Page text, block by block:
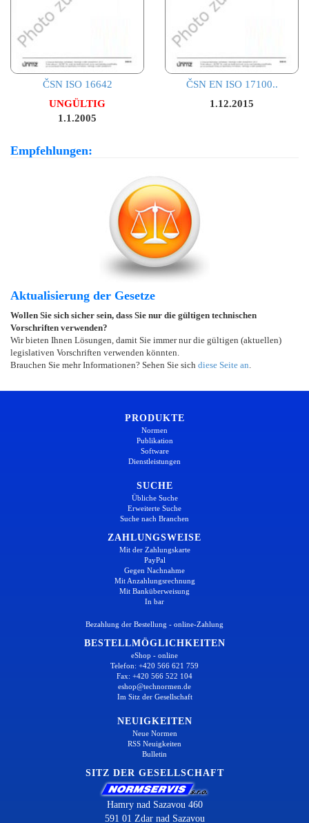
ČSN ISO 16642
UNGÜLTIG
1.1.2005
ČSN EN ISO 17100..
1.12.2015
Empfehlungen:
Aktualisierung der Gesetze
Wollen Sie sich sicher sein, dass Sie nur die gültigen technischen
Vorschriften verwenden?
Wir bieten Ihnen Lösungen, damit Sie immer nur die gültigen (aktuellen)
legislativen Vorschriften verwenden könnten.
Brauchen Sie mehr Informationen? Sehen Sie sich diese Seite an
PRODUKTE
Normen
Publikation
Software
Dienstleistungen
SUCHE
Übliche Suche
Erweiterte Suche
Suche nach Branchen
ZAHLUNGSWEISE
Mit der Zahlungskarte
PayPal
Gegen Nachnahme
Mit Anzahlungsrechnung
Mit Banküberweisung
In bar
Bezahlung der Bestellung - online-Zahlung
BESTELLMÖGLICHKEITEN
eShop - online
Telefon: +420 566 621 759
Fax: +420 566 522 104
eshop@technormen.de
Im Sitz der Gesellschaft
NEUIGKEITEN
Neue Normen
RSS Neuigkeiten
Bulletin
SITZ DER GESELLSCHAFT
Hamry nad Sazavou 460
591 01 Zdar nad Sazavou